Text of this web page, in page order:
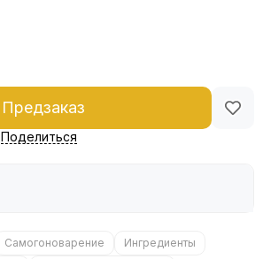
Предзаказ
Поделиться
Самогоноварение
Ингредиенты